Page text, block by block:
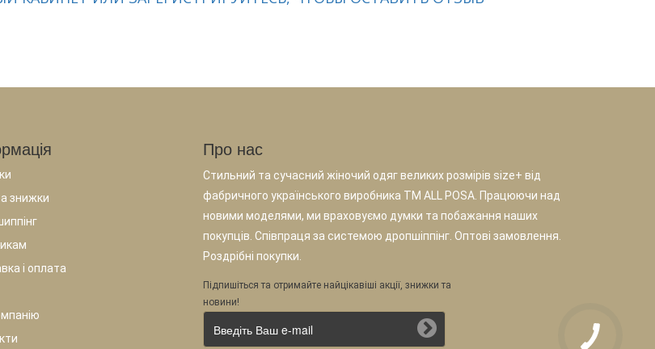
знижки
і оплата
Про нас
Стильний та сучасний жіночий одяг великих розмірів size+ від
фабричного українського виробника TM ALL POSA. Працюючи над
новими моделями, ми враховуємо думки та побажання наших
покупців. Співпраця за системою дропшіппінг. Оптові замовлення.
Роздрібні покупки.
Підпишіться та отримайте найцікавіші акції, знижки та
новини!